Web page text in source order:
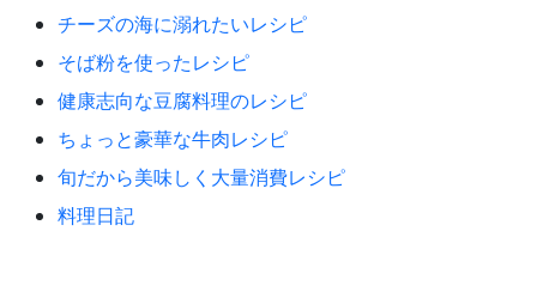
チーズの海に溺れたいレシピ
そば粉を使ったレシピ
健康志向な豆腐料理のレシピ
ちょっと豪華な牛肉レシピ
旬だから美味しく大量消費レシピ
料理日記